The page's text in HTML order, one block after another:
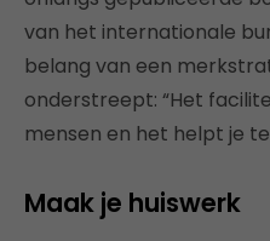
van het internationale
belang van een
onderstreept: “Het
mensen en het helpt je
Maak je huiswerk